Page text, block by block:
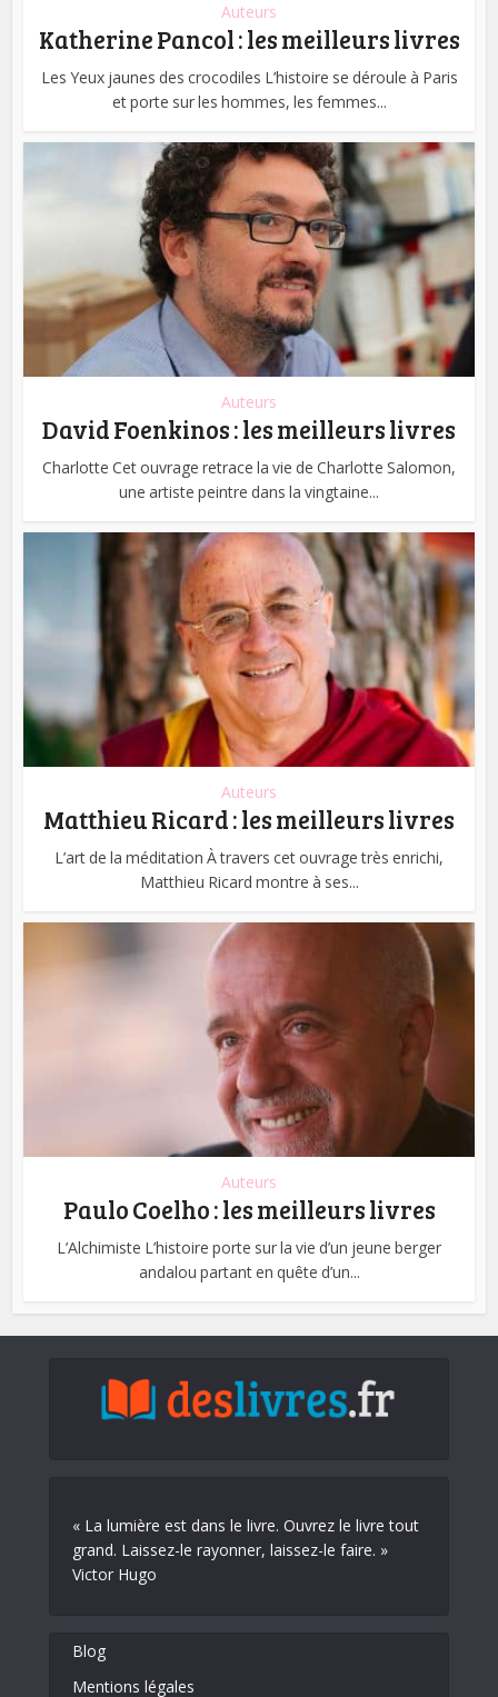
Auteurs
Katherine Pancol : les meilleurs livres
Les Yeux jaunes des crocodiles L’histoire se déroule à Paris
et porte sur les hommes, les femmes...
Auteurs
David Foenkinos : les meilleurs livres
Charlotte Cet ouvrage retrace la vie de Charlotte Salomon,
une artiste peintre dans la vingtaine...
Auteurs
Matthieu Ricard : les meilleurs livres
L’art de la méditation À travers cet ouvrage très enrichi,
Matthieu Ricard montre à ses...
Auteurs
Paulo Coelho : les meilleurs livres
L’Alchimiste L’histoire porte sur la vie d’un jeune berger
andalou partant en quête d’un...
« La lumière est dans le livre. Ouvrez le livre tout
grand. Laissez-le rayonner, laissez-le faire. »
Victor Hugo
Blog
Mentions légales